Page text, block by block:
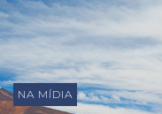
NA MÍDIA